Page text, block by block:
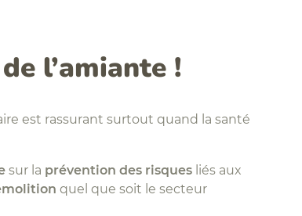
l’amiante !
est rassurant surtout quand la santé
sur la prévention des risques liés aux
quel que soit le secteur